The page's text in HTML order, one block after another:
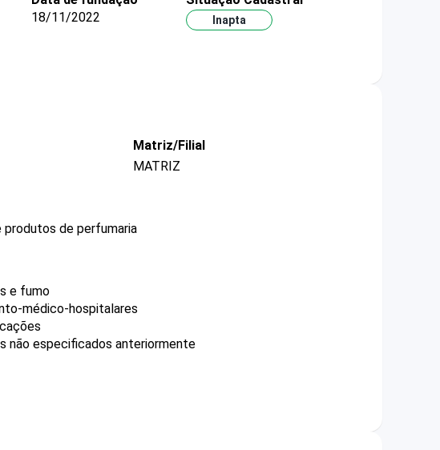
18/11/2022
Inapta
Matriz/Filial
MATRIZ
de perfumaria
e fumo
médico-hospitalares
não especificados anteriormente